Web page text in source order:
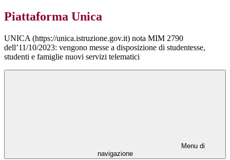
Piattaforma Unica
UNICA (https://unica.istruzione.gov.it) nota MIM 2790
dell’11/10/2023: vengono messe a disposizione di studentesse,
studenti e famiglie nuovi servizi telematici
Menu di
navigazione